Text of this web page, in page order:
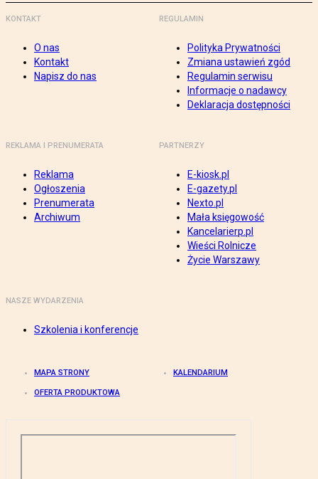
KONTAKT
O nas
Kontakt
Napisz do nas
REGULAMIN
Polityka Prywatności
Zmiana ustawień zgód
Regulamin serwisu
Informacje o nadawcy
Deklaracja dostępności
REKLAMA I PRENUMERATA
Reklama
Ogłoszenia
Prenumerata
Archiwum
PARTNERZY
E-kiosk.pl
E-gazety.pl
Nexto.pl
Mała księgowość
Kancelarierp.pl
Wieści Rolnicze
Życie Warszawy
NASZE WYDARZENIA
Szkolenia i konferencje
MAPA STRONY KALENDARIUM
OFERTA PRODUKTOWA